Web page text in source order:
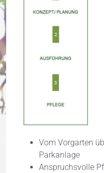
Vom Vorgarten
Parkanlage
Anspruchsvolle